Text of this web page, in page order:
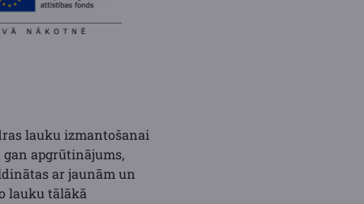
lauku izmantošanai
apgrūtinājums,
ar jaunām un
lauku tālākā